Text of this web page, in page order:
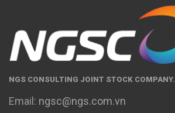
NGS CONSULTING JOINT STOCK COMPANY.
Email: ngsc@ngs.com.vn